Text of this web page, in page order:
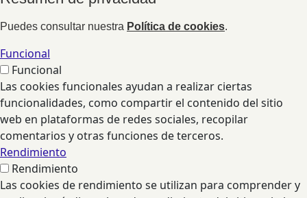
Puedes consultar nuestra Política de cookies.
Funcional
Funcional
Las cookies funcionales ayudan a realizar ciertas
funcionalidades, como compartir el contenido del sitio
web en plataformas de redes sociales, recopilar
comentarios y otras funciones de terceros.
Rendimiento
Rendimiento
Las cookies de rendimiento se utilizan para comprender y